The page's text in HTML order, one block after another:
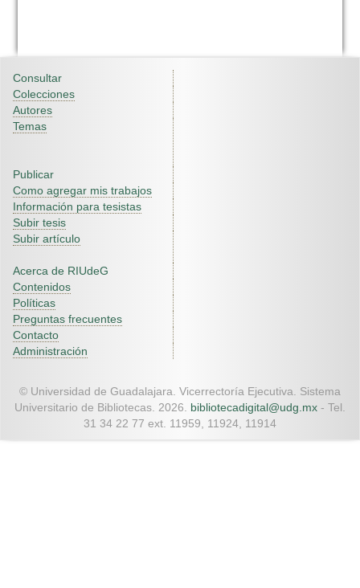
Consultar
Colecciones
Autores
Temas
Publicar
Como agregar mis trabajos
Información para tesistas
Subir tesis
Subir artículo
Acerca de RIUdeG
Contenidos
Políticas
Preguntas frecuentes
Contacto
Administración
© Universidad de Guadalajara. Vicerrectoría Ejecutiva. Sistema
Universitario de Bibliotecas. 2026. bibliotecadigital@udg.mx - Tel.
31 34 22 77 ext. 11959, 11924, 11914